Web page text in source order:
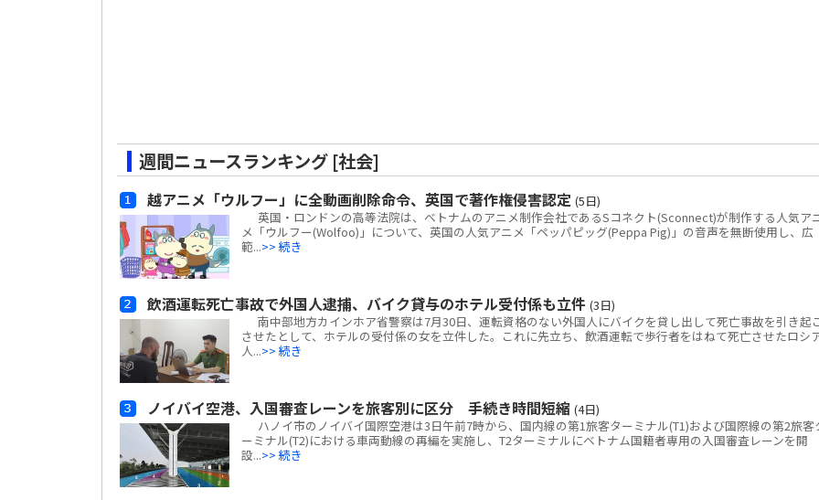
週間ニュースランキング [社会]
越アニメ「ウルフー」に全動画削除命令、英国で著作権侵害認定 (5日)
英国・ロンドンの高等法院は、ベトナムのアニメ制作会社であるSコネクト(Sconnect)が制作する人気ア
メ「ウルフー(Wolfoo)」について、英国の人気アニメ「ペッパピッグ(Peppa Pig)」の音声を無断使用し、広
範...>> 続き
飲酒運転死亡事故で外国人逮捕、バイク貸与のホテル受付係も立件 (3日)
南中部地方カインホア省警察は7月30日、運転資格のない外国人にバイクを貸し出して死亡事故を引き起
させたとして、ホテルの受付係の女を立件した。これに先立ち、飲酒運転で歩行者をはねて死亡させたロシ
人...>> 続き
ノイバイ空港、入国審査レーンを旅客別に区分 手続き時間短縮 (4日)
ハノイ市のノイバイ国際空港は3日午前7時から、国内線の第1旅客ターミナル(T1)および国際線の第2旅客
ーミナル(T2)における車両動線の再編を実施し、T2ターミナルにベトナム国籍者専用の入国審査レーンを開
設...>> 続き